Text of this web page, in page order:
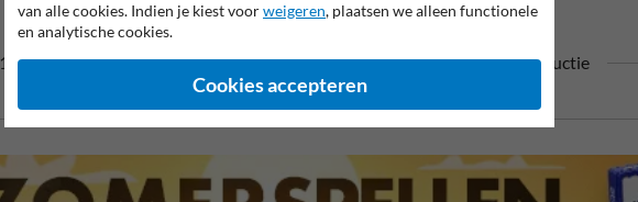
15 jaar garantie op reflecterende folie 99% Hufterproof Eigen productie
van alle cookies. Indien je kiest voorweigeren, plaatsen we alleen functionele
en analytische cookies.
Cookies accepteren